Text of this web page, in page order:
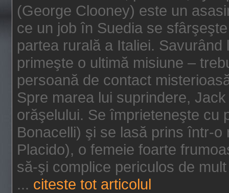
(George Clooney) este un
ce un job în Suedia se
partea rurală a Italiei.
primeşte o ultimă misiune –
persoană de contact
Spre marea lui suprindere,
orăşelului. Se împrieteneşte cu
Bonacelli) şi se lasă prins într-
Placido), o femeie foarte
să-şi complice periculos de
... citeste tot articolul